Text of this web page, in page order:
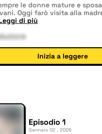
le donne mature e
Oggi farò visita alla
di più
Inizia a leggere
Episodio 1
Gennaio 02 , 2026